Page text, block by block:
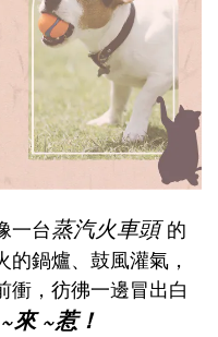
一台蒸汽火車頭的
鍋爐、鼓風灌氣，
衝，彷彿一邊冒出白
來 ~惹！